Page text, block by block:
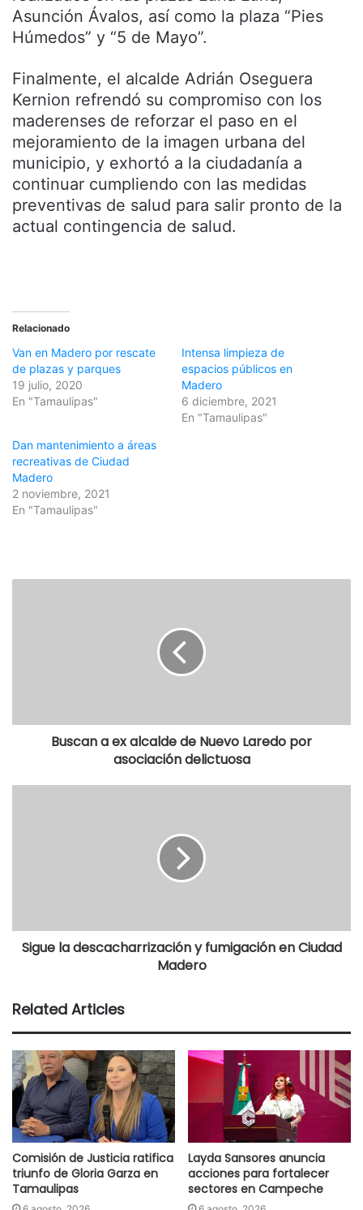
Asunción Ávalos, así como la plaza “Pies
Húmedos” y “5 de Mayo”.
Finalmente, el alcalde Adrián Oseguera
Kernion refrendó su compromiso con los
maderenses de reforzar el paso en el
mejoramiento de la imagen urbana del
municipio, y exhortó a la ciudadanía a
continuar cumpliendo con las medidas
preventivas de salud para salir pronto de la
actual contingencia de salud.
Relacionado
Van en Madero por rescate
de plazas y parques
19 julio, 2020
En "Tamaulipas"
Intensa limpieza de
espacios públicos en
Madero
6 diciembre, 2021
En "Tamaulipas"
Dan mantenimiento a áreas
recreativas de Ciudad
Madero
2 noviembre, 2021
En "Tamaulipas"
Buscan a ex alcalde de Nuevo Laredo por
asociación delictuosa
Sigue la descacharrización y fumigación en Ciudad
Madero
Related Articles
Comisión de Justicia ratifica
triunfo de Gloria Garza en
Tamaulipas
Layda Sansores anuncia
acciones para fortalecer
sectores en Campeche